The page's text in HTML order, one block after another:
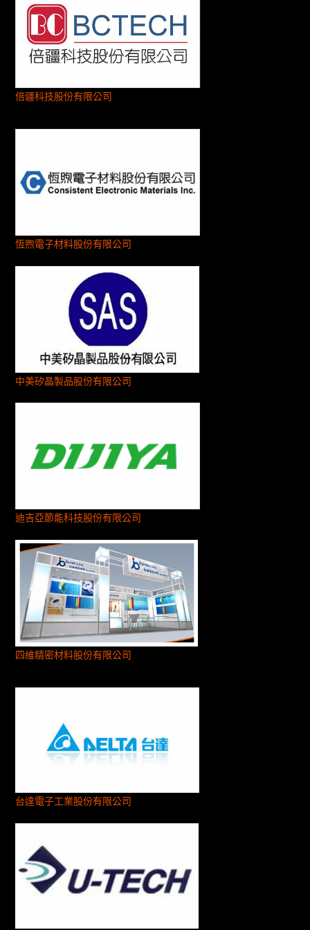
倍疆科技股份有限公司
恆煦電子材料股份有限公司
中美矽晶製品股份有限公司
迪吉亞節能科技股份有限公司
四維精密材料股份有限公司
台達電子工業股份有限公司